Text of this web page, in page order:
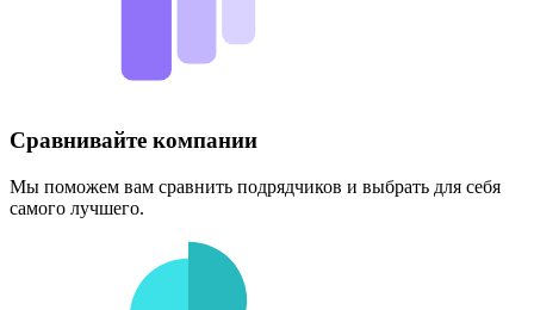
Сравнивайте компании
Мы поможем вам сравнить подрядчиков и выбрать для себя
самого лучшего.